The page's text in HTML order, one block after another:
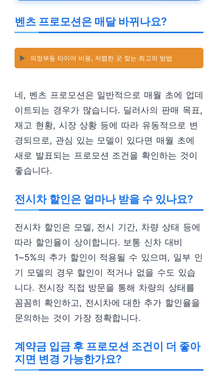
벤츠 프로모션은 매달 바뀌나요?
▶️ 의정부동 타이어 비용, 저렴한 곳 찾는 최고의 방법
네, 벤츠 프로모션은 일반적으로 매월 초에 업데
이트되는 경우가 많습니다. 딜러사의 판매 목표,
재고 현황, 시장 상황 등에 따라 유동적으로 변
경되므로, 관심 있는 모델이 있다면 매월 초에
새로 발표되는 프로모션 조건을 확인하는 것이
좋습니다.
전시차 할인은 얼마나 받을 수 있나요?
전시차 할인은 모델, 전시 기간, 차량 상태 등에
따라 할인율이 상이합니다. 보통 신차 대비
1~5%의 추가 할인이 적용될 수 있으며, 일부 인
기 모델의 경우 할인이 적거나 없을 수도 있습
니다. 전시장 직접 방문을 통해 차량의 상태를
꼼꼼히 확인하고, 전시차에 대한 추가 할인율을
문의하는 것이 가장 정확합니다.
계약금 입금 후 프로모션 조건이 더 좋아
지면 변경 가능한가요?